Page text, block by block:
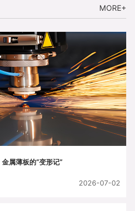
MORE+
属薄板的“变形记”
2026-07-02